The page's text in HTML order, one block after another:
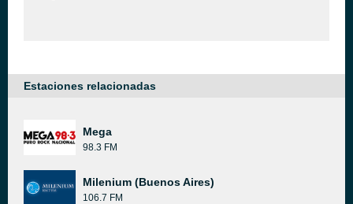
Estaciones relacionadas
Mega
98.3 FM
Milenium (Buenos Aires)
106.7 FM